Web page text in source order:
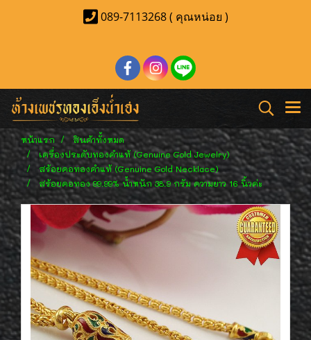
089-7113268 ( คุณหน่อย )
หน้าแรก
สินค้าทั้งหมด
เครื่องประดับทองคำแท้ (Genuine Gold Jewelry)
สร้อยคอทองคำแท้ (Genuine Gold Necklace)
สร้อยคอทอง 99.99% น้ำหนัก 38.9 กรัม ความยาว 16 นิ้วค่ะ